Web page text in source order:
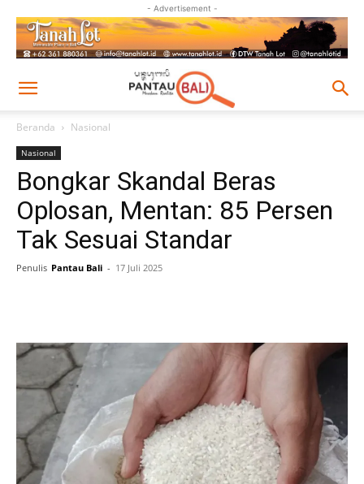
- Advertisement -
Beranda Nasional
Nasional
Bongkar Skandal Beras
Oplosan, Mentan: 85 Persen
Tak Sesuai Standar
Penulis Pantau Bali - 17 Juli 2025